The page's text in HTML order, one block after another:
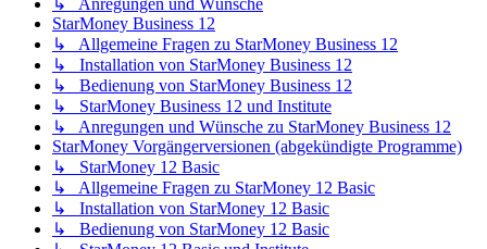
↳ Anregungen und Wünsche
StarMoney Business 12
↳ Allgemeine Fragen zu StarMoney Business 12
↳ Installation von StarMoney Business 12
↳ Bedienung von StarMoney Business 12
↳ StarMoney Business 12 und Institute
↳ Anregungen und Wünsche zu StarMoney Business 12
StarMoney Vorgängerversionen (abgekündigte Programme)
↳ StarMoney 12 Basic
↳ Allgemeine Fragen zu StarMoney 12 Basic
↳ Installation von StarMoney 12 Basic
↳ Bedienung von StarMoney 12 Basic